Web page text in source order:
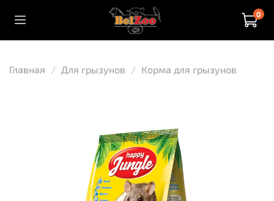
0
Главная Для грызунов Корма для грызунов